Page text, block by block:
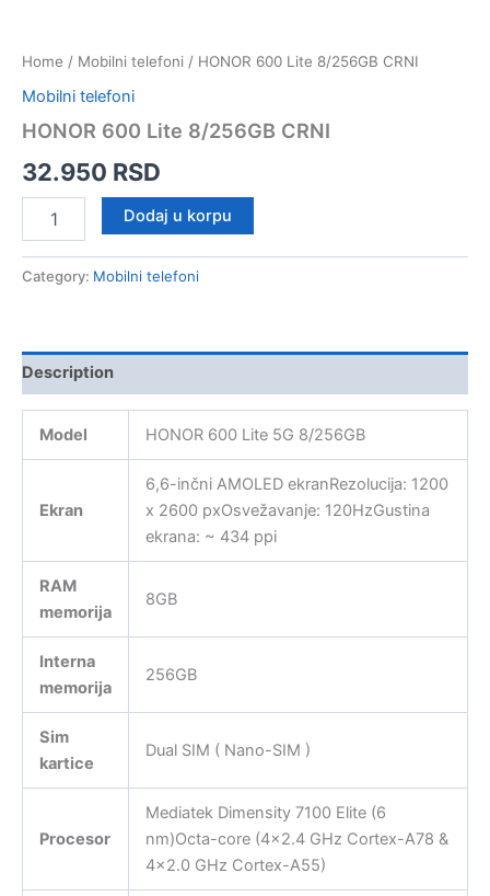
Home / Mobilni telefoni / HONOR 600 Lite 8/256GB CRNI
Mobilni telefoni
HONOR 600 Lite 8/256GB CRNI
32.950 RSD
8/256GB
Dodaj u korpu
Category: Mobilni telefoni
Description
Model HONOR 600 Lite 5G 8/256GB
Ekran
6,6-inčni AMOLED ekranRezolucija: 1200
x 2600 pxOsvežavanje: 120HzGustina
ekrana: ~ 434 ppi
RAM
memorija
8GB
Interna
memorija
256GB
Sim
kartice
Dual SIM ( Nano-SIM )
Procesor
Mediatek Dimensity 7100 Elite (6
nm)Octa-core (4×2.4 GHz Cortex-A78 &
4×2.0 GHz Cortex-A55)